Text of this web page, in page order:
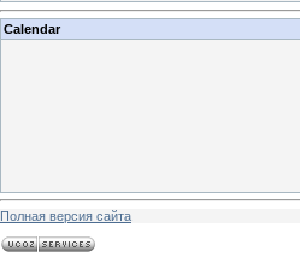
Calendar
Полная версия сайта